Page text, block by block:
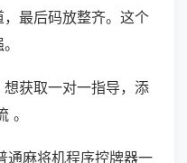
最后码放整齐。这个
获取一对一指导，添
。
通麻将机程序控牌器一